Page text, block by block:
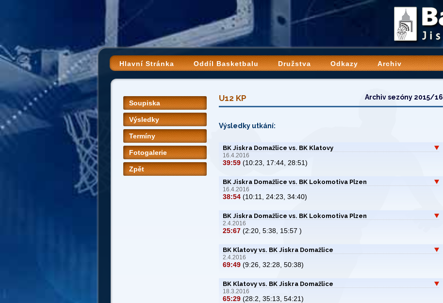
Hlavní Stránka Oddíl Basketbalu Družstva Odkazy Archiv
Soupiska
Výsledky
Termíny
Fotogalerie
Zpět
U12 KP Archiv sezóny 2015/16
Výsledky utkání:
BK Jiskra Domažlice vs. BK Klatovy
16.4.2016
39:59 (10:23, 17:44, 28:51)
BK Jiskra Domažlice vs. BK Lokomotiva Plzen
16.4.2016
38:54 (10:11, 24:23, 34:40)
BK Jiskra Domažlice vs. BK Lokomotiva Plzen
2.4.2016
25:67 (2:20, 5:38, 15:57 )
BK Klatovy vs. BK Jiskra Domažlice
2.4.2016
69:49 (9:26, 32:28, 50:38)
BK Klatovy vs. BK Jiskra Domažlice
18.3.2016
65:29 (28:2, 35:13, 54:21)